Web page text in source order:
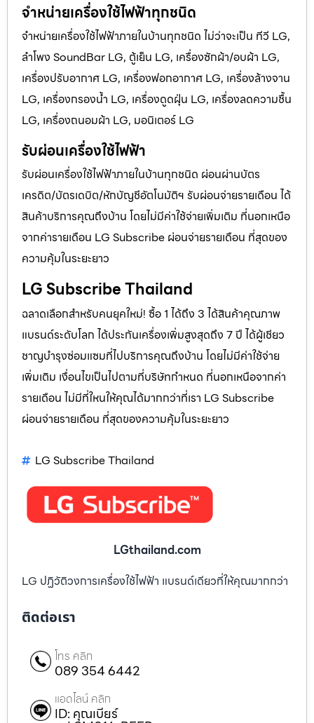
จำหน่ายเครื่องใช้ไฟฟ้าทุกชนิด
จำหน่ายเครื่องใช้ไฟฟ้าภายในบ้านทุกชนิด ไม่ว่าจะเป็น ทีวี LG,
ลำโพง SoundBar LG, ตู้เย็น LG, เครื่องซักผ้า/อบผ้า LG,
เครื่องปรับอากาศ LG, เครื่องฟอกอากาศ LG, เครื่องล้างจาน
LG, เครื่องกรองน้ำ LG, เครื่องดูดฝุ่น LG, เครื่องลดความชื้น
LG, เครื่องถนอมผ้า LG, มอนิเตอร์ LG
รับผ่อนเครื่องใช้ไฟฟ้า
รับผ่อนเครื่องใช้ไฟฟ้าภายในบ้านทุกชนิด ผ่อนผ่านบัตร
เครดิต/บัตรเดบิต/หักบัญชีอัตโนมัติฯ รับผ่อนจ่ายรายเดือน ได้
สินค้าบริการคุณถึงบ้าน โดยไม่มีค่าใช้จ่ายเพิ่มเติม ที่นอกเหนือ
จากค่ารายเดือน LG Subscribe ผ่อนจ่ายรายเดือน ที่สุดของ
ความคุ้มในระยะยาว
LG Subscribe Thailand
ฉลาดเลือกสำหรับคนยุคใหม่! ซื้อ 1 ได้ถึง 3 ได้สินค้าคุณภาพ
แบรนด์ระดับโลก ได้ประกันเครื่องเพิ่มสูงสุดถึง 7 ปี ได้ผู้เชียว
ชาญบำรุงซ่อมแซมที่ไปบริการคุณถึงบ้าน โดยไม่มีค่าใช้จ่าย
เพิ่มเติม เงื่อนไขเป็นไปตามที่บริษัทกำหนด ที่นอกเหนือจากค่า
รายเดือน ไม่มีที่ใหนให้คุณได้มากกว่าที่เรา LG Subscribe
ผ่อนจ่ายรายเดือน ที่สุดของความคุ้มในระยะยาว
LG Subscribe Thailand
LGthailand.com
LG ปฏิวัติวงการเครื่องใช้ไฟฟ้า แบรนด์เดียวที่ให้คุณมากกว่า
ติดต่อเรา
โทร คลิก
089 354 6442
แอดไลน์ คลิก
ID: คุณเบียร์